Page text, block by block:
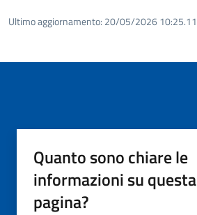
Ultimo aggiornamento: 20/05/2026 10:25.11
Quanto sono chiare le
informazioni su questa
pagina?